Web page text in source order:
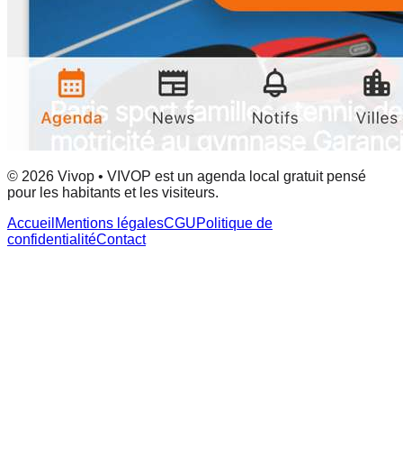
© 2026 Vivop • VIVOP est un agenda local gratuit pensé
pour les habitants et les visiteurs.
Accueil Mentions légalesCGUPolitique de
confidentialitéContact